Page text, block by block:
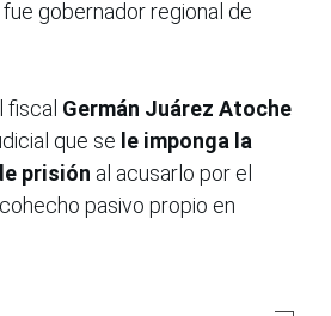
gobernador regional de
fiscal Germán Juárez Atoche
que se le imponga la
prisión al acusarlo por el
pasivo propio en